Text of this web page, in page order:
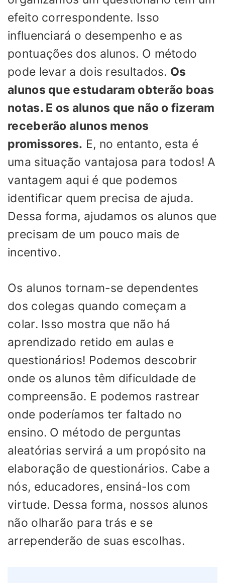
efeito correspondente. Isso
influenciará o desempenho e as
pontuações dos alunos. O método
pode levar a dois resultados. Os
alunos que estudaram obterão boas
notas. E os alunos que não o fizeram
receberão alunos menos
promissores. E, no entanto, esta é
uma situação vantajosa para todos! A
vantagem aqui é que podemos
identificar quem precisa de ajuda.
Dessa forma, ajudamos os alunos que
precisam de um pouco mais de
incentivo.
Os alunos tornam-se dependentes
dos colegas quando começam a
colar. Isso mostra que não há
aprendizado retido em aulas e
questionários! Podemos descobrir
onde os alunos têm dificuldade de
compreensão. E podemos rastrear
onde poderíamos ter faltado no
ensino. O método de perguntas
aleatórias servirá a um propósito na
elaboração de questionários. Cabe a
nós, educadores, ensiná-los com
virtude. Dessa forma, nossos alunos
não olharão para trás e se
arrependerão de suas escolhas.